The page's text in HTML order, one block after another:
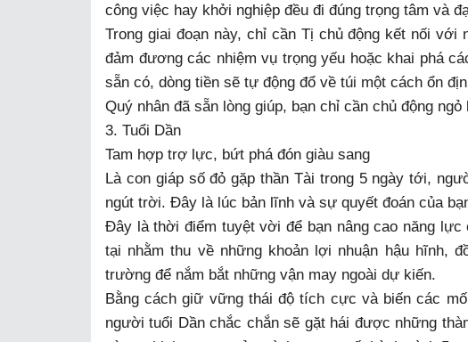
công việc hay khởi nghiệp đều đi đúng trọng tâm và
Trong giai đoạn này, chỉ cần Tị chủ động kết nối
đảm đương các nhiệm vụ trọng yếu hoặc khai phá
sẵn có, dòng tiền sẽ tự động đổ về túi một cách ổn
Quý nhân đã sẵn lòng giúp, bạn chỉ cần chủ động
3. Tuổi Dần
Tam hợp trợ lực, bứt phá đón giàu sang
Là con giáp số đỏ gặp thần Tài trong 5 ngày tới,
ngút trời. Đây là lúc bản lĩnh và sự quyết đoán của
Đây là thời điểm tuyệt vời để bạn nâng cao năng
tại nhằm thu về những khoản lợi nhuận hậu hĩnh,
trường để nắm bắt những vận may ngoài dự kiến.
Bằng cách giữ vững thái độ tích cực và biến các
người tuổi Dần chắc chắn sẽ gặt hái được những